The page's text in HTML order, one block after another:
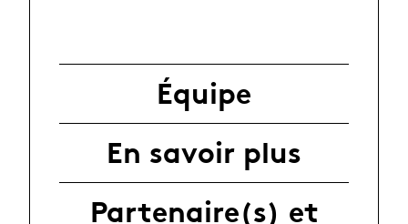
Équipe
En savoir plus
Partenaire(s) et